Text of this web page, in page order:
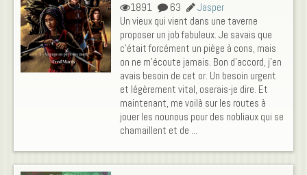
1891 63
Jasper
Un vieux qui vient dans une taverne
proposer un job fabuleux. Je savais que
c'était forcément un piège à cons, mais
on ne m'écoute jamais. Bon d'accord, j'en
avais besoin de cet or. Un besoin urgent
et légèrement vital, oserais-je dire. Et
maintenant, me voilà sur les routes à
jouer les nounous pour des nobliaux qui se
chamaillent et de ...